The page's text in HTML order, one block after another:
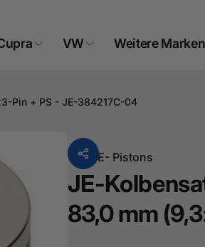
VW Weitere Marken
Pin + PS - JE-384217C-04
VonJE- Pistons
JE-
83,0 mm
8